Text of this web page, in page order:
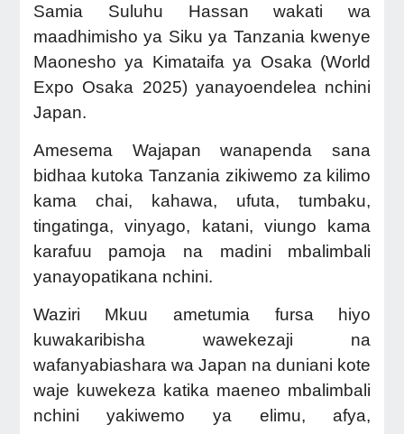
Samia Suluhu Hassan wakati wa
maadhimisho ya Siku ya Tanzania kwenye
Maonesho ya Kimataifa ya Osaka (World
Expo Osaka 2025) yanayoendelea nchini
Japan.
Amesema Wajapan wanapenda sana
bidhaa kutoka Tanzania zikiwemo za kilimo
kama chai, kahawa, ufuta, tumbaku,
tingatinga, vinyago, katani, viungo kama
karafuu pamoja na madini mbalimbali
yanayopatikana nchini.
Waziri Mkuu ametumia fursa hiyo
kuwakaribisha wawekezaji na
wafanyabiashara wa Japan na duniani kote
waje kuwekeza katika maeneo mbalimbali
nchini yakiwemo ya elimu, afya,